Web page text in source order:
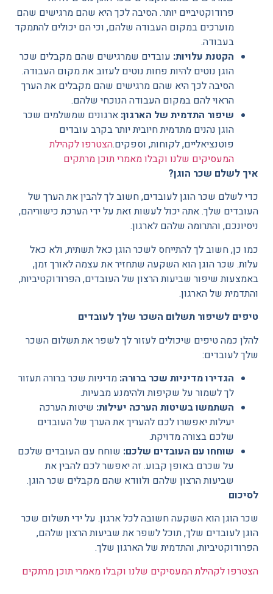
פרודוקטיביים יותר. הסיבה לכך היא שהם מרגישים שהם
מוערכים במקום העבודה שלהם, וכי הם יכולים להתמקד
בעבודה.
הקטנת עלויות: עובדים שמרגישים שהם מקבלים שכר
הוגן נוטים להיות פחות נוטים לעזוב את מקום העבודה.
הסיבה לכך היא שהם מרגישים שהם מקבלים את הערך
הראוי להם במקום העבודה הנוכחי שלהם.
שיפור התדמית של הארגון: ארגונים שמשלמים שכר
הוגן נהנים מתדמית חיובית יותר בקרב עובדים
פוטנציאליים, לקוחות, וספקים.הצטרפו לקהילת
המעסיקים שלנו וקבלו מאמרי תוכן מרתקים
איך לשלם שכר הוגן?
כדי לשלם שכר הוגן לעובדים, חשוב לך להבין את הערך של
העובדים שלך. אתה יכול לעשות זאת על ידי הערכת כישוריהם,
ניסיונכם, והתרומה שלהם לארגון.
כמו כן, חשוב לך להתייחס לשכר הוגן כאל תשתית, ולא כאל
עלות. שכר הוגן הוא השקעה שתחזיר את עצמה לאורך זמן,
באמצעות שיפור שביעות הרצון של העובדים, הפרודוקטיביות,
והתדמית של הארגון.
טיפים לשיפור תשלום השכר שלך לעובדים
להלן כמה טיפים שיכולים לעזור לך לשפר את תשלום השכר
שלך לעובדים:
הגדירו מדיניות שכר ברורה: מדיניות שכר ברורה תעזור
לך לשמור על שקיפות ולהימנע מבעיות.
השתמשו בשיטות הערכה יעילות: שיטות הערכה
יעילות יאפשרו לכם להעריך את הערך של העובדים
שלכם בצורה מדויקת.
שוחחו עם העובדים שלכם: שוחח עם העובדים שלכם
על שכרם באופן קבוע. זה יאפשר לכם להבין את
שביעות הרצון שלהם ולוודא שהם מקבלים שכר הוגן.
לסיכום
שכר הוגן הוא השקעה חשובה לכל ארגון. על ידי תשלום שכר
הוגן לעובדים שלך, תוכל לשפר את שביעות הרצון שלהם,
הפרודוקטיביות, והתדמית של הארגון שלך.
הצטרפו לקהילת המעסיקים שלנו וקבלו מאמרי תוכן מרתקים